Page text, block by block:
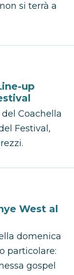
si terrà a
up
Coachella
Festival,
West al
domenica
particolare:
gospel